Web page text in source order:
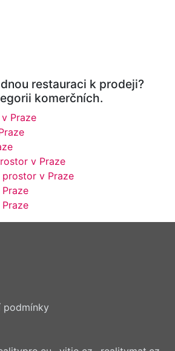
restauraci k prodeji?
komerčních.
Praze
v Praze
v Praze
podmínky